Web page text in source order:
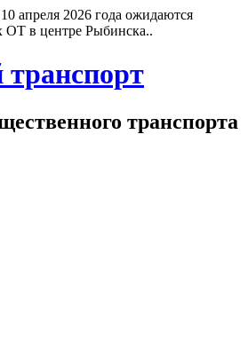
апреля 2026 года ожидаются
ОТ в центре Рыбинска..
транспорта